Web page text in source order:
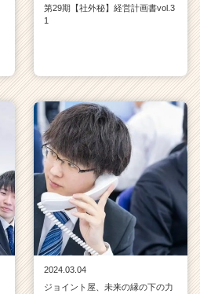
第29期【社外秘】経営計画書vol.3
1
2024.03.04
ジョイント屋、未来の縁の下の力